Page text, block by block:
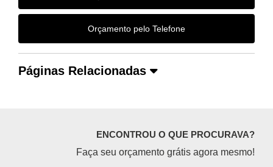
Orçamento pelo Telefone
Páginas Relacionadas
ENCONTROU O QUE PROCURAVA?
Faça seu orçamento grátis agora mesmo!